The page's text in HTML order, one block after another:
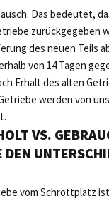
Das bedeutet,
zurückgegeben
des neuen Teils
von 14 Tagen
Erhalt des alten
werden von
VS.
DEN
vom Schrottplatz